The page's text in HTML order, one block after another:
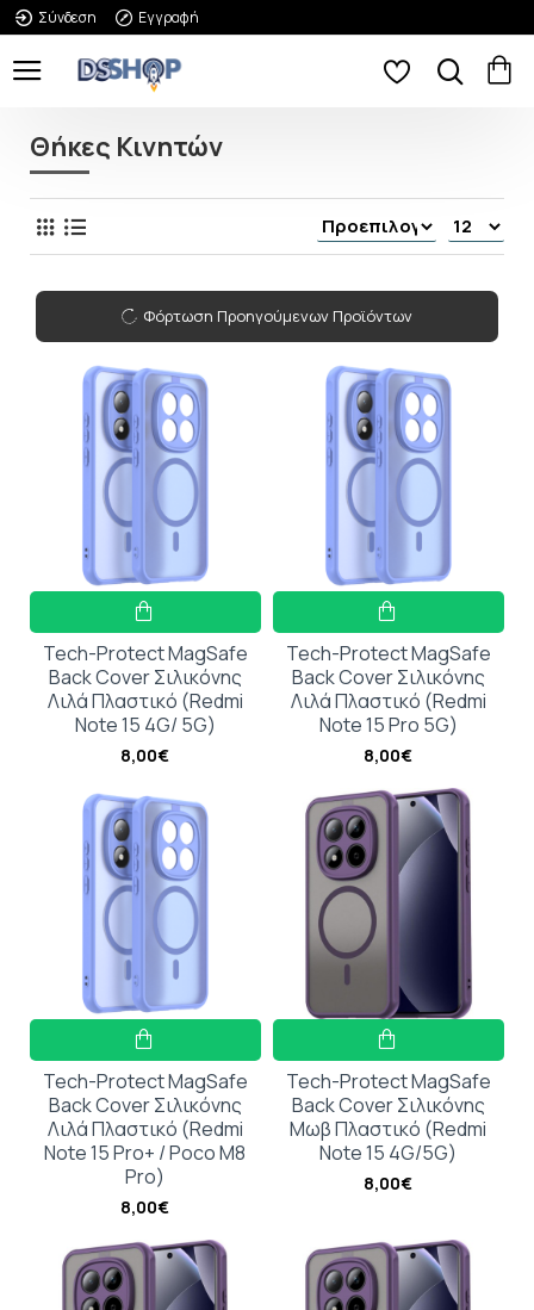
Σύνδεση Εγγραφή
Θήκες Κινητών
Φόρτωση Προηγούμενων Προϊόντων
Tech-Protect MagSafe
Back Cover Σιλικόνης
Λιλά Πλαστικό (Redmi
Note 15 4G/ 5G)
8,00€
Tech-Protect MagSafe
Back Cover Σιλικόνης
Λιλά Πλαστικό (Redmi
Note 15 Pro 5G)
8,00€
Tech-Protect MagSafe
Back Cover Σιλικόνης
Λιλά Πλαστικό (Redmi
Note 15 Pro+ / Poco M8
Pro)
8,00€
Tech-Protect MagSafe
Back Cover Σιλικόνης
Μωβ Πλαστικό (Redmi
Note 15 4G/5G)
8,00€